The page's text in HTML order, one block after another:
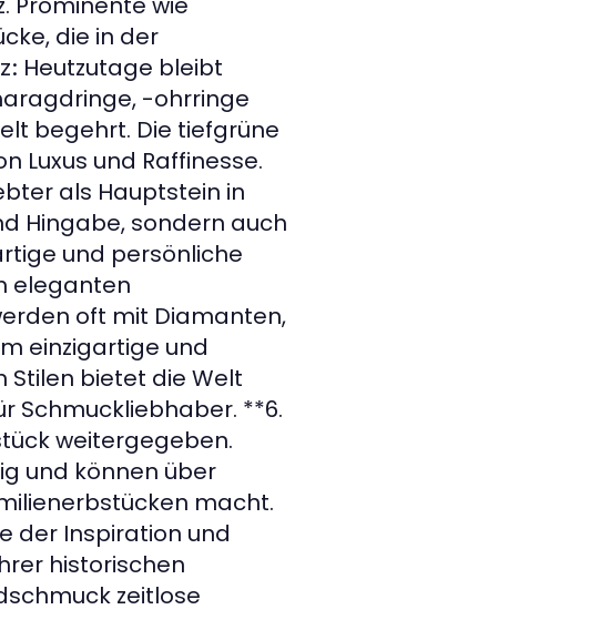
die in der
Heutzutage bleibt
-ohrringe
begehrt. Die tiefgrüne
Luxus und Raffinesse.
als Hauptstein in
Hingabe, sondern auch
und persönliche
eleganten
oft mit Diamanten,
einzigartige und
Stilen bietet die Welt
Schmuckliebhaber. **6.
weitergegeben.
und können über
macht.
der Inspiration und
historischen
zeitlose